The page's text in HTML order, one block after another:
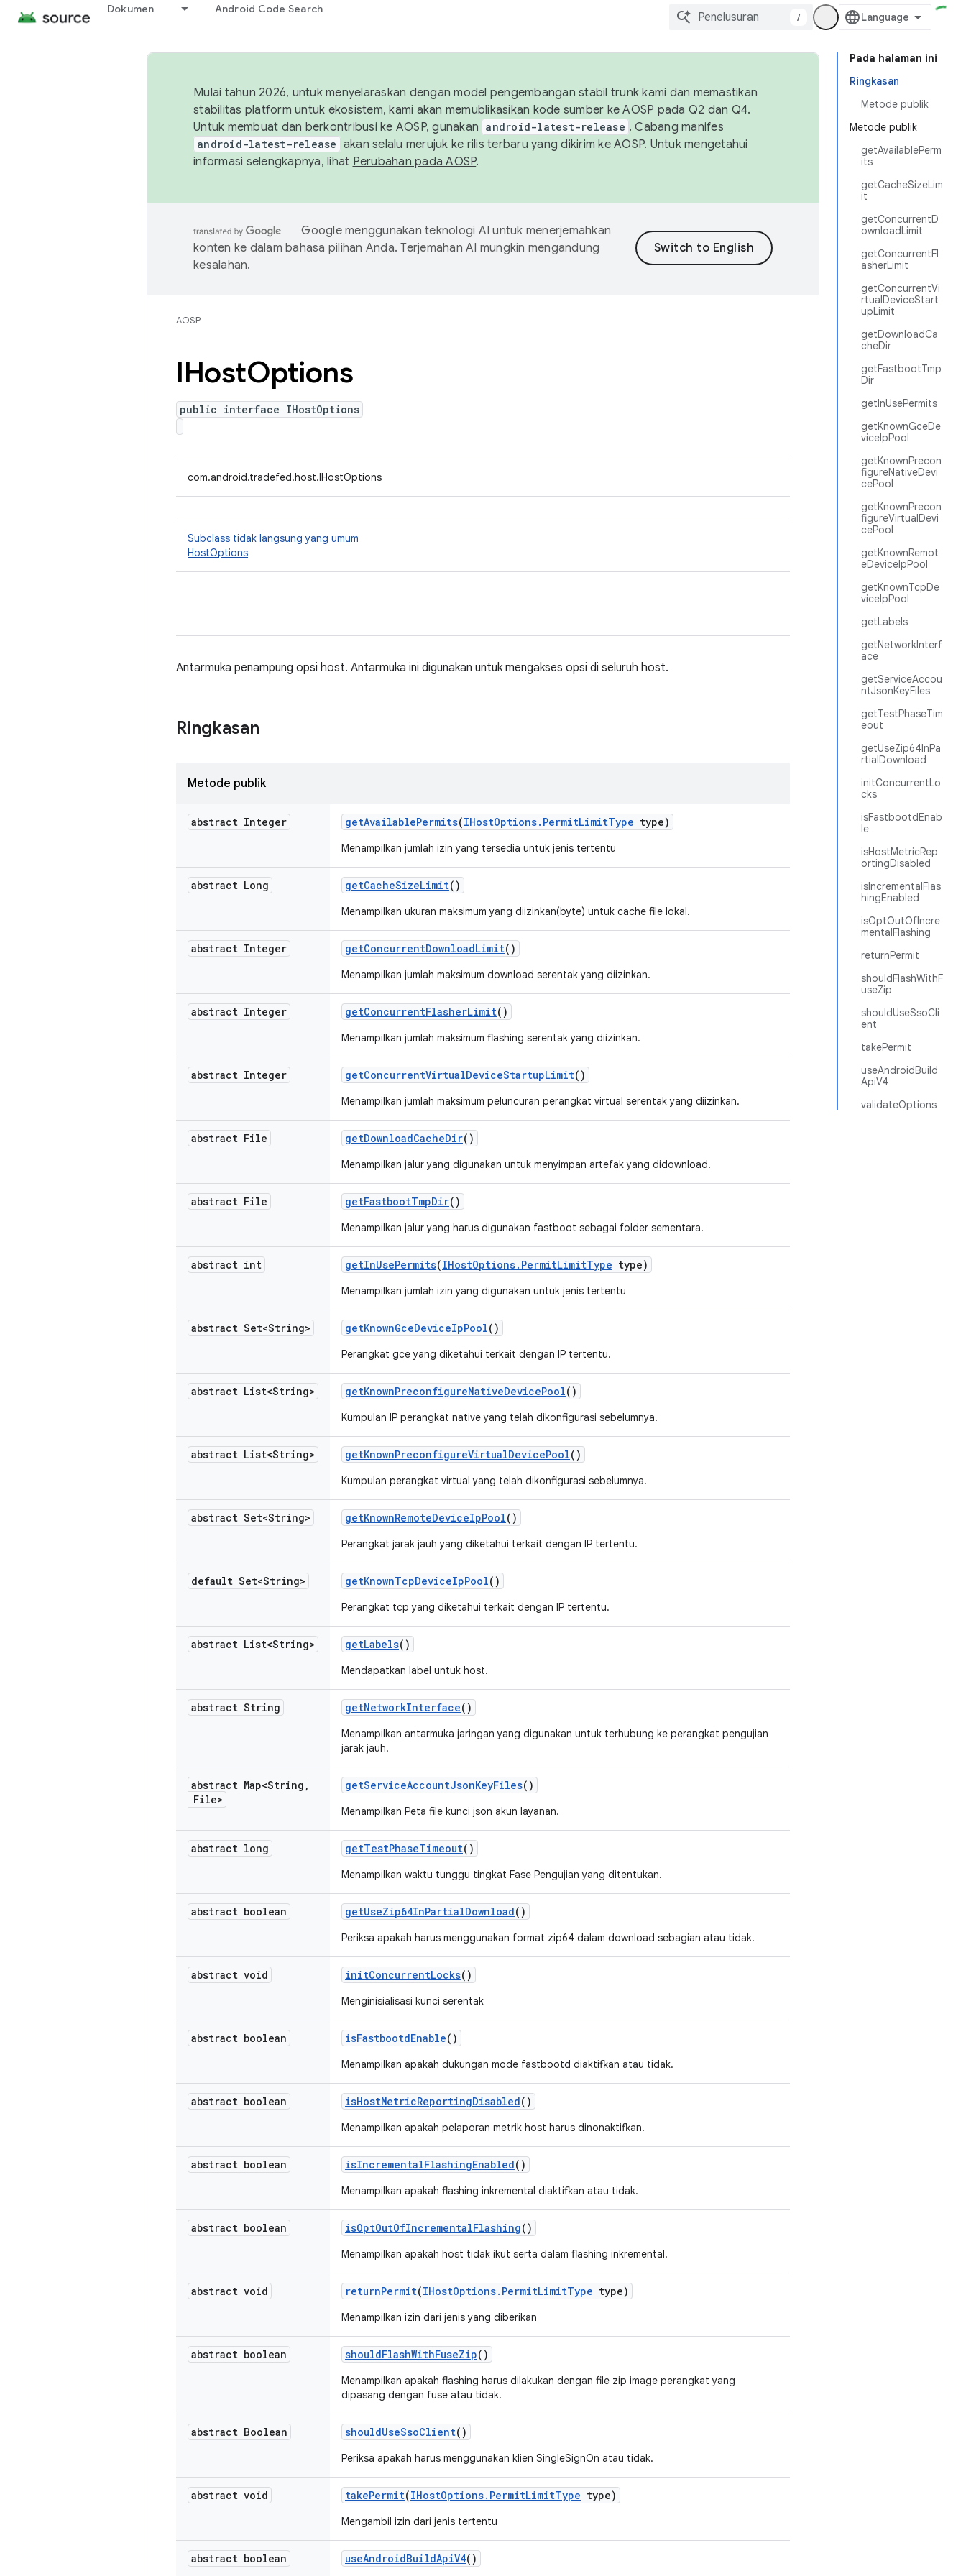
Dokumen Android Code Search
/
Pada halaman ini
Ringkasan
Metode publik
Metode publik
getAvailablePerm
its
getCacheSizeLim
it
getConcurrentD
ownloadLimit
getConcurrentFl
asherLimit
getConcurrentVi
rtualDeviceStart
upLimit
getDownloadCa
cheDir
getFastbootTmp
Dir
getInUsePermits
getKnownGceDe
viceIpPool
getKnownPrecon
figureNativeDevi
cePool
getKnownPrecon
figureVirtualDevi
cePool
getKnownRemot
eDeviceIpPool
getKnownTcpDe
viceIpPool
getLabels
getNetworkInterf
ace
getServiceAccou
ntJsonKeyFiles
getTestPhaseTim
eout
getUseZip64InPa
rtialDownload
initConcurrentLo
cks
isFastbootdEnab
le
isHostMetricRep
ortingDisabled
isIncrementalFlas
hingEnabled
isOptOutOfIncre
mentalFlashing
returnPermit
shouldFlashWithF
useZip
shouldUseSsoCli
ent
takePermit
useAndroidBuild
ApiV4
validateOptions
Mulai tahun 2026, untuk menyelaraskan dengan model pengembangan stabil trunk kami dan memastikan
stabilitas platform untuk ekosistem, kami akan memublikasikan kode sumber ke AOSP pada Q2 dan Q4.
Untuk membuat dan berkontribusi ke AOSP, gunakan android-latest-release . Cabang manifes
android-latest-release akan selalu merujuk ke rilis terbaru yang dikirim ke AOSP. Untuk mengetahui
informasi selengkapnya, lihat Perubahan pada AOSP.
Google menggunakan teknologi AI untuk menerjemahkan
konten ke dalam bahasa pilihan Anda. Terjemahan AI mungkin mengandung
kesalahan.
AOSP
IHostOptions
public interface IHostOptions
com.android.tradefed.host.IHostOptions
Subclass tidak langsung yang umum
HostOptions
Antarmuka penampung opsi host. Antarmuka ini digunakan untuk mengakses opsi di seluruh host.
Ringkasan
Metode publik
abstract Integer getAvailablePermits(IHostOptions. PermitLimitType type)
Menampilkan jumlah izin yang tersedia untuk jenis tertentu
abstract Long getCacheSizeLimit()
Menampilkan ukuran maksimum yang diizinkan(byte) untuk cache file lokal.
abstract Integer getConcurrentDownloadLimit()
Menampilkan jumlah maksimum download serentak yang diizinkan.
abstract Integer getConcurrentFlasherLimit()
Menampilkan jumlah maksimum flashing serentak yang diizinkan.
abstract Integer getConcurrentVirtualDeviceStartupLimit()
Menampilkan jumlah maksimum peluncuran perangkat virtual serentak yang diizinkan.
abstract File getDownloadCacheDir()
Menampilkan jalur yang digunakan untuk menyimpan artefak yang didownload.
abstract File getFastbootTmpDir()
Menampilkan jalur yang harus digunakan fastboot sebagai folder sementara.
abstract int getInUsePermits(IHostOptions. PermitLimitType type)
Menampilkan jumlah izin yang digunakan untuk jenis tertentu
abstract Set<String> getKnownGceDeviceIpPool()
Perangkat gce yang diketahui terkait dengan IP tertentu.
abstract List<String> getKnownPreconfigureNativeDevicePool()
Kumpulan IP perangkat native yang telah dikonfigurasi sebelumnya.
abstract List<String> getKnownPreconfigureVirtualDevicePool()
Kumpulan perangkat virtual yang telah dikonfigurasi sebelumnya.
abstract Set<String> getKnownRemoteDeviceIpPool()
Perangkat jarak jauh yang diketahui terkait dengan IP tertentu.
default Set<String> getKnownTcpDeviceIpPool()
Perangkat tcp yang diketahui terkait dengan IP tertentu.
abstract List<String> getLabels()
Mendapatkan label untuk host.
abstract String getNetworkInterface()
Menampilkan antarmuka jaringan yang digunakan untuk terhubung ke perangkat pengujian
jarak jauh.
abstract Map<String ,
File>
getServiceAccountJsonKeyFiles()
Menampilkan Peta file kunci json akun layanan.
abstract long getTestPhaseTimeout()
Menampilkan waktu tunggu tingkat Fase Pengujian yang ditentukan.
abstract boolean getUseZip64InPartialDownload()
Periksa apakah harus menggunakan format zip64 dalam download sebagian atau tidak.
abstract void initConcurrentLocks()
Menginisialisasi kunci serentak
abstract boolean isFastbootdEnable()
Menampilkan apakah dukungan mode fastbootd diaktifkan atau tidak.
abstract boolean isHostMetricReportingDisabled()
Menampilkan apakah pelaporan metrik host harus dinonaktifkan.
abstract boolean isIncrementalFlashingEnabled()
Menampilkan apakah flashing inkremental diaktifkan atau tidak.
abstract boolean isOptOutOfIncrementalFlashing()
Menampilkan apakah host tidak ikut serta dalam flashing inkremental.
abstract void returnPermit(IHostOptions. PermitLimitType type)
Menampilkan izin dari jenis yang diberikan
abstract boolean shouldFlashWithFuseZip()
Menampilkan apakah flashing harus dilakukan dengan file zip image perangkat yang
dipasang dengan fuse atau tidak.
abstract Boolean shouldUseSsoClient()
Periksa apakah harus menggunakan klien SingleSignOn atau tidak.
abstract void takePermit(IHostOptions. PermitLimitType type)
Mengambil izin dari jenis tertentu
abstract boolean useAndroidBuildApiV4()